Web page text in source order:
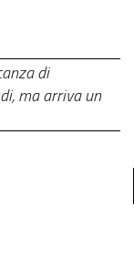
di
ma arriva un